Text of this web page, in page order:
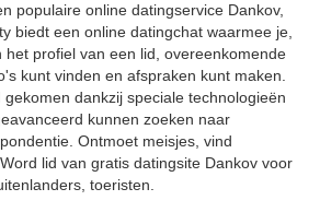
populaire online datingservice Dankov,
biedt een online datingchat waarmee je,
het profiel van een lid, overeenkomende
kunt vinden en afspraken kunt maken.
dankzij speciale technologieën
kunnen zoeken naar
Ontmoet meisjes, vind
lid van gratis datingsite Dankov voor
toeristen.